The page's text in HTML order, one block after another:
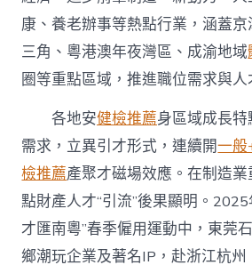
康、養老辦事等熱點行業，涵蓋京
三角、粵港澳年夜灣區、成渝地域
圈等重點區域，推進職位需求與人
各地安健檢推薦身區域成長
需求，立異引才形式，連續開一般
檢推薦產聚才磁場效應。在制造
點財產人才“引流”後果顯明。
才匯南粵”春季僱用運動中，東莞
鄉潮玩企業及著名IP，赴浙江杭